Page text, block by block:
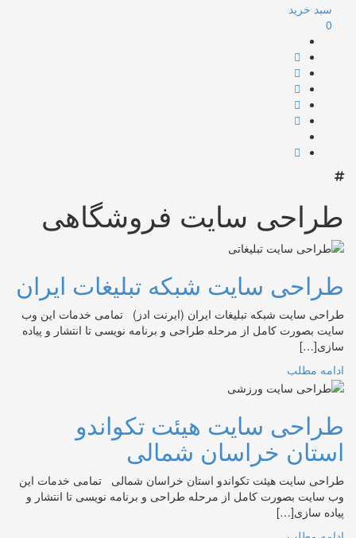
سبد خرید
0
طراحی سایت فروشگاهی
طراحی سایت شبکه تبلیغات ایران
طراحی سایت شبکه تبلیغات ایران (ایرنت ادز) تمامی خدمات این وب
سایت بصورت کامل از مرحله طراحی و برنامه نویسی تا انتشار و پیاده
سازی[…]
ادامه مطلب
طراحی سایت هیئت تکواندو
استان خراسان شمالی
طراحی سایت هیئت تکواندو استان خراسان شمالی تمامی خدمات این
وب سایت بصورت کامل از مرحله طراحی و برنامه نویسی تا انتشار و
پیاده سازی[…]